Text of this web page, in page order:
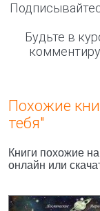
Будьте в
Похожие
тебя"
Книги похожие
онлайн или